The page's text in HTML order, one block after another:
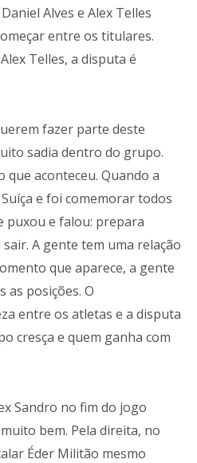
Alves e Alex Telles
entre os titulares.
Telles, a disputa é
fazer parte deste
sadia dentro do grupo.
aconteceu. Quando a
e foi comemorar todos
puxou e falou: prepara
A gente tem uma relação
que aparece, a gente
as posições. O
entre os atletas e a disputa
cresça e quem ganha com
Sandro no fim do jogo
bem. Pela direita, no
Éder Militão mesmo